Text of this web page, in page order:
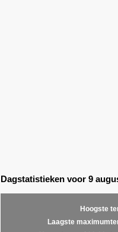
Dagstatistieken voor 9
Hoogste
Laagste